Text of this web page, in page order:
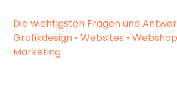
Die wichtigsten Fragen und
Grafikdesign • Websites •
Marketing